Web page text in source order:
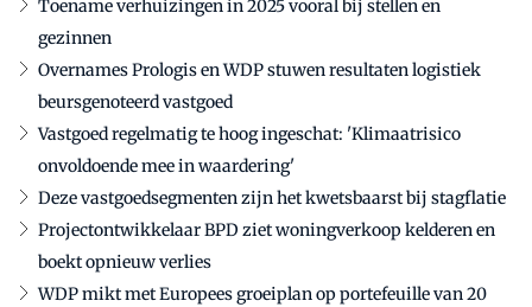
Toename verhuizingen in 2025 vooral bij stellen en
gezinnen
Overnames Prologis en WDP stuwen resultaten logistiek
beursgenoteerd vastgoed
Vastgoed regelmatig te hoog ingeschat: 'Klimaatrisico
onvoldoende mee in waardering'
Deze vastgoedsegmenten zijn het kwetsbaarst bij stagflatie
Projectontwikkelaar BPD ziet woningverkoop kelderen en
boekt opnieuw verlies
WDP mikt met Europees groeiplan op portefeuille van 20